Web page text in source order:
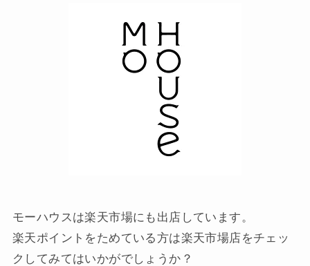
モーハウスは楽天市場にも出店しています。
楽天ポイントをためている方は楽天市場店をチェッ
クしてみてはいかがでしょうか？